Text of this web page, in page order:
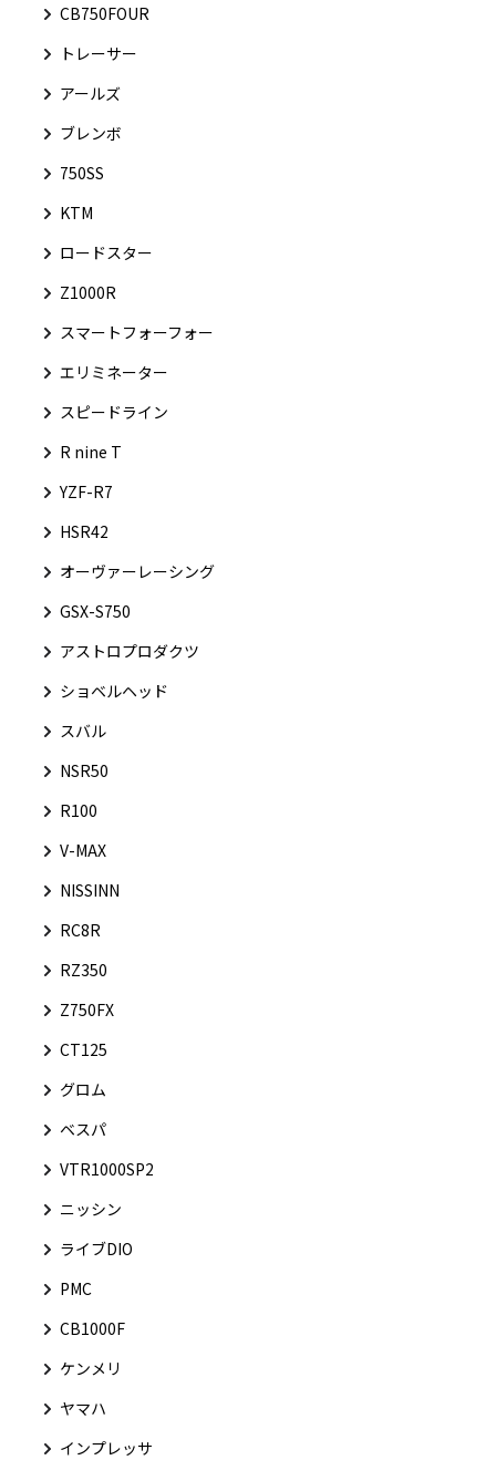
CB750FOUR
トレーサー
アールズ
ブレンボ
750SS
KTM
ロードスター
Z1000R
スマートフォーフォー
エリミネーター
スピードライン
R nine T
YZF-R7
HSR42
オーヴァーレーシング
GSX-S750
アストロプロダクツ
ショベルヘッド
スバル
NSR50
R100
V-MAX
NISSINN
RC8R
RZ350
Z750FX
CT125
グロム
ベスパ
VTR1000SP2
ニッシン
ライブDIO
PMC
CB1000F
ケンメリ
ヤマハ
インプレッサ